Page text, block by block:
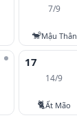
7/9
🐒Mậu Thân
17
14/9
🐈Ất Mão